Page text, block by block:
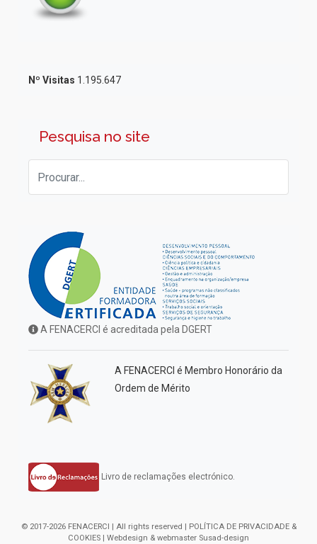
Nº Visitas 1.195.647
Pesquisa no site
A FENACERCI é acreditada pela DGERT
A FENACERCI é Membro Honorário da
Ordem de Mérito
Livro de reclamações electrónico.
© 2017-2026 FENACERCI | All rights reserved | POLÍTICA DE PRIVACIDADE &
COOKIES | Webdesign & webmaster Susad-design